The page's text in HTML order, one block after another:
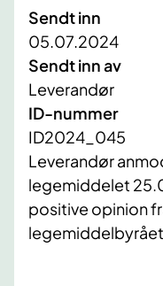
Sendt inn
05.07.2024
Sendt inn av
Leverandør
ID-nummer
ID2024_045
Leverandør
legemiddelet
positive opinion
legemiddelbyrået